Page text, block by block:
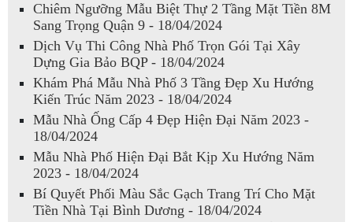
Chiêm Ngưỡng Mẫu Biệt Thự 2 Tầng Mặt Tiền 8M
Sang Trọng Quận 9 - 18/04/2024
Dịch Vụ Thi Công Nhà Phố Trọn Gói Tại Xây
Dựng Gia Bảo BQP - 18/04/2024
Khám Phá Mẫu Nhà Phố 3 Tầng Đẹp Xu Hướng
Kiến Trúc Năm 2023 - 18/04/2024
Mẫu Nhà Ống Cấp 4 Đẹp Hiện Đại Năm 2023 -
18/04/2024
Mẫu Nhà Phố Hiện Đại Bắt Kịp Xu Hướng Năm
2023 - 18/04/2024
Bí Quyết Phối Màu Sắc Gạch Trang Trí Cho Mặt
Tiền Nhà Tại Bình Dương - 18/04/2024